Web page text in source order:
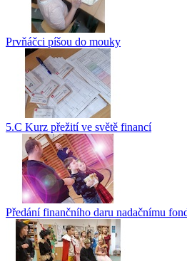
Prvňáčci píšou do mouky
5.C Kurz přežití ve světě financí
Předání finančního daru nadačnímu